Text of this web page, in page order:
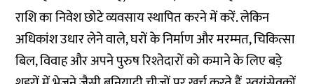
राशि का निवेश छोटे व्यवसाय स्थापित करने में करें. लेकिन
अधिकांश उधार लेने वाले, घरों के निर्माण और मरम्मत, चिकित्सा
बिल, विवाह और अपने पुरुष रिश्तेदारों को कमाने के लिए बड़े